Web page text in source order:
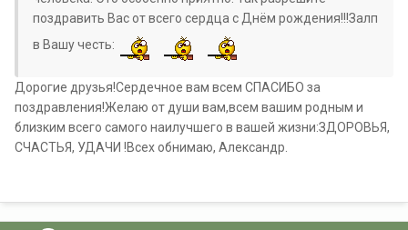
поздравить Вас от всего сердца с Днём рождения!!!Залп
в Вашу честь:
Дорогие друзья!Сердечное вам всем СПАСИБО за
поздравления!Желаю от души вам,всем вашим родным и
близким всего самого наилучшего в вашей жизни:ЗДОРОВЬЯ,
СЧАСТЬЯ, УДАЧИ !Всех обнимаю, Александр.